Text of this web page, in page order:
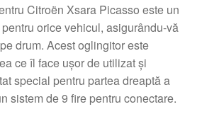
Citroën Xsara Picasso este un
orice vehicul, asigurându-vă
drum. Acest oglingitor este
ce îl face ușor de utilizat și
special pentru partea dreaptă a
sistem de 9 fire pentru conectare.